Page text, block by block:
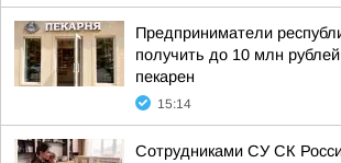
Предприниматели
получить до 10 млн
пекарен
15:14
Сотрудниками СУ СК